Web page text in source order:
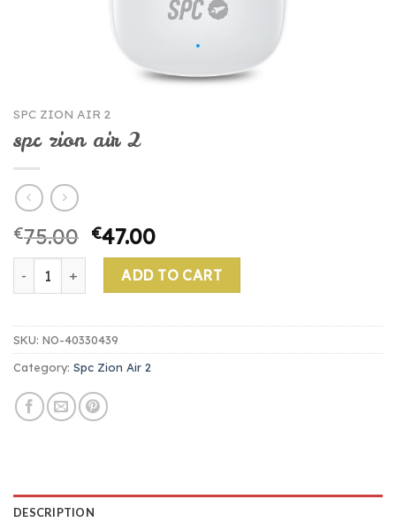
SPC ZION AIR 2
spc zion air 2
€75.00 €47.00
spc zion air 2 quantityADD TO CART
SKU: NO-40330439
Category: Spc Zion Air 2
DESCRIPTION